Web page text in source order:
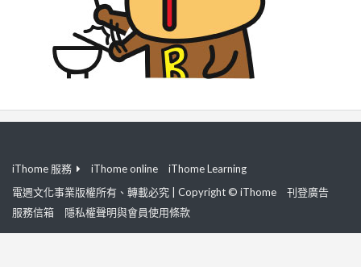
iThome 服務 iThome online
iThome Learning
電週文化事業版權所有、轉載必究 | Copyright © iThome
刊登廣告
服務信箱
隱私權聲明與會員使用條款